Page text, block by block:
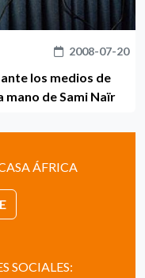
2008-07-20
los medios de
mano de Sami Naïr
ÁFRICA
SOCIALES: